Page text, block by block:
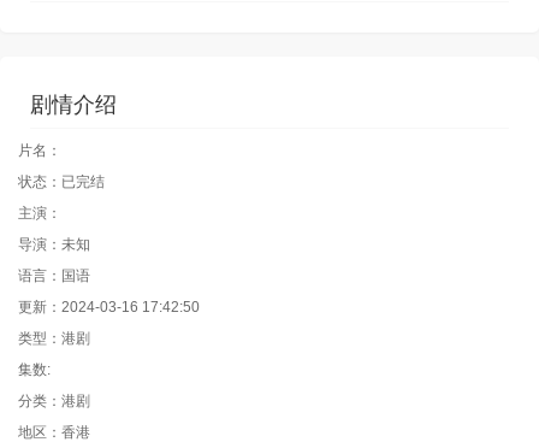
剧情介绍
片名：
状态：已完结
主演：
导演：未知
语言：国语
更新：2024-03-16 17:42:50
类型：港剧
集数:
分类：港剧
地区：香港